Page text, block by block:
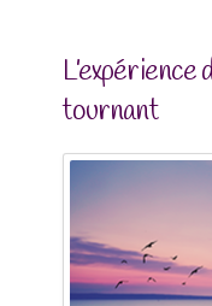
L’expérience
tournant